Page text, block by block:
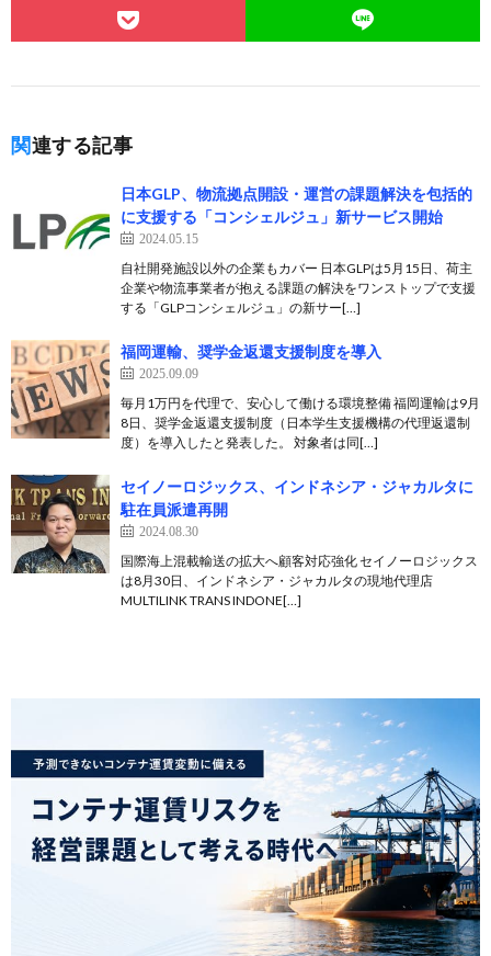
関連する記事
日本GLP、物流拠点開設・運営の課題解決を包括的
に支援する「コンシェルジュ」新サービス開始
2024.05.15
自社開発施設以外の企業もカバー 日本GLPは5月15日、荷主
企業や物流事業者が抱える課題の解決をワンストップで支援
する「GLPコンシェルジュ」の新サー[…]
福岡運輸、奨学金返還支援制度を導入
2025.09.09
毎月1万円を代理で、安心して働ける環境整備 福岡運輸は9月
8日、奨学金返還支援制度（日本学生支援機構の代理返還制
度）を導入したと発表した。 対象者は同[…]
セイノーロジックス、インドネシア・ジャカルタに
駐在員派遣再開
2024.08.30
国際海上混載輸送の拡大へ顧客対応強化 セイノーロジックス
は8月30日、インドネシア・ジャカルタの現地代理店
MULTILINK TRANS INDONE[…]